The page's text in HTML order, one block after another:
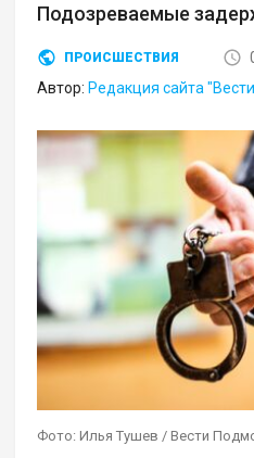
Подозреваемые
ПРОИСШЕСТВИЯ
Автор: Редакция сайта
Фото: Илья Тушев / Вести